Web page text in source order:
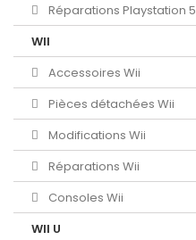
Réparations Playstation 5
WII
Accessoires Wii
Pièces détachées Wii
Modifications Wii
Réparations Wii
Consoles Wii
WII U